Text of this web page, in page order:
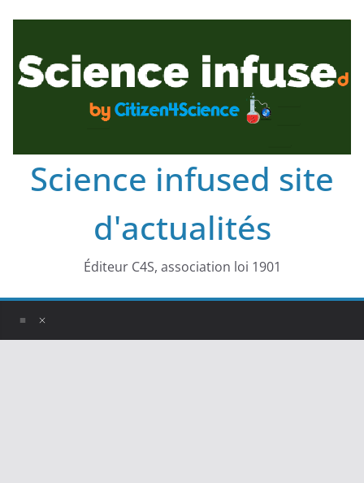
Science infused site
d'actualités
Éditeur C4S, association loi 1901